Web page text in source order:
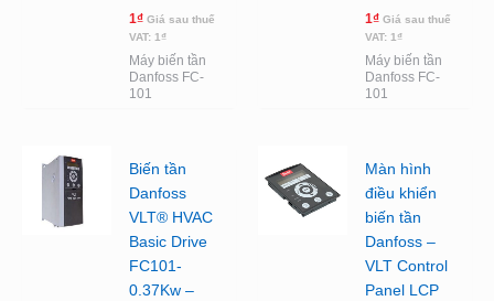
1₫ Giá sau thuế
VAT: 1₫
Máy biến tần
Danfoss FC-
101
1₫ Giá sau thuế
VAT: 1₫
Máy biến tần
Danfoss FC-
101
Biến tần
Danfoss
VLT® HVAC
Basic Drive
FC101-
0.37Kw –
Màn hình
điều khiển
biến tần
Danfoss –
VLT Control
Panel LCP